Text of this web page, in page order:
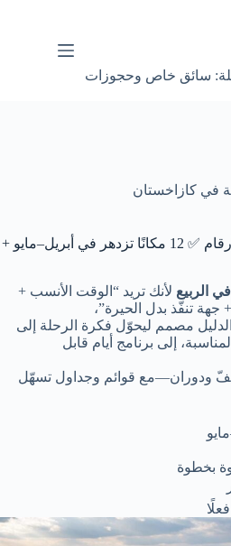
سائق خاص وحجوزات
في كازاخستان
دليل كازاخستان في الربيع بالأرقام ✅ 12 مكانًا تزدهر في أبريل–مايو +
الربيع لأنك تريد “الوقت الأنسب +
تنفّذ بدل الحيرة”،
مصمم ليحوّل فكرة الرحلة إلى
إلى برنامج أيام قابل
ودوران—مع قوائم وجداول تسهّل
بخطوة